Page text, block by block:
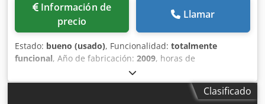
Información de
precio
Llamar
Estado: bueno (usado), Funcionalidad: totalmente
funcional, Año de fabricación: 2009, horas de
, número de máquina/vehículo:
A5GU35248, CARGADORA ORUGA BOBCAT USADA
MODELO: T300 NÚMERO DE SERIE: A5GU35248 AÑO: 2009
Clasificado